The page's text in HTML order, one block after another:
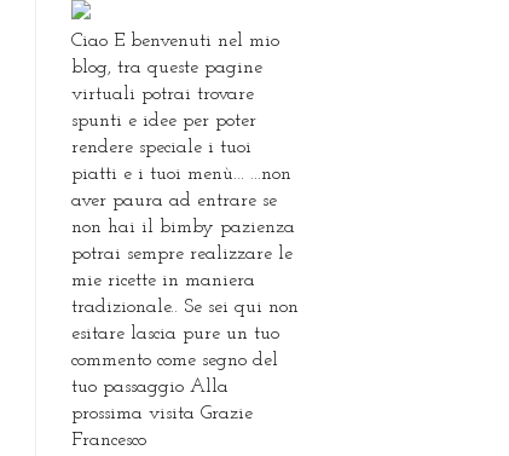
Ciao E benvenuti nel mio
blog, tra queste pagine
virtuali potrai trovare
spunti e idee per poter
rendere speciale i tuoi
piatti e i tuoi menù... ...non
aver paura ad entrare se
non hai il bimby pazienza
potrai sempre realizzare le
mie ricette in maniera
tradizionale.. Se sei qui non
esitare lascia pure un tuo
commento come segno del
tuo passaggio Alla
prossima visita Grazie
Francesco